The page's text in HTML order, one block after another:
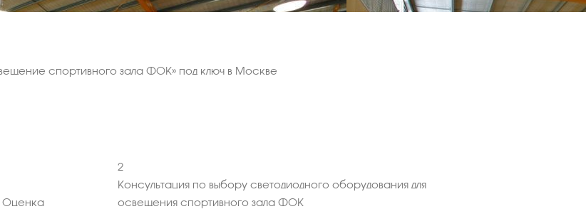
спортивного зала ФОК» под ключ в Москве
Оценка
2
Консультация по выбору светодиодного оборудования для
освещения спортивного зала ФОК